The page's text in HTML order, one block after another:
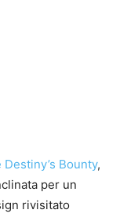
Bounty,
per un
rivisitato